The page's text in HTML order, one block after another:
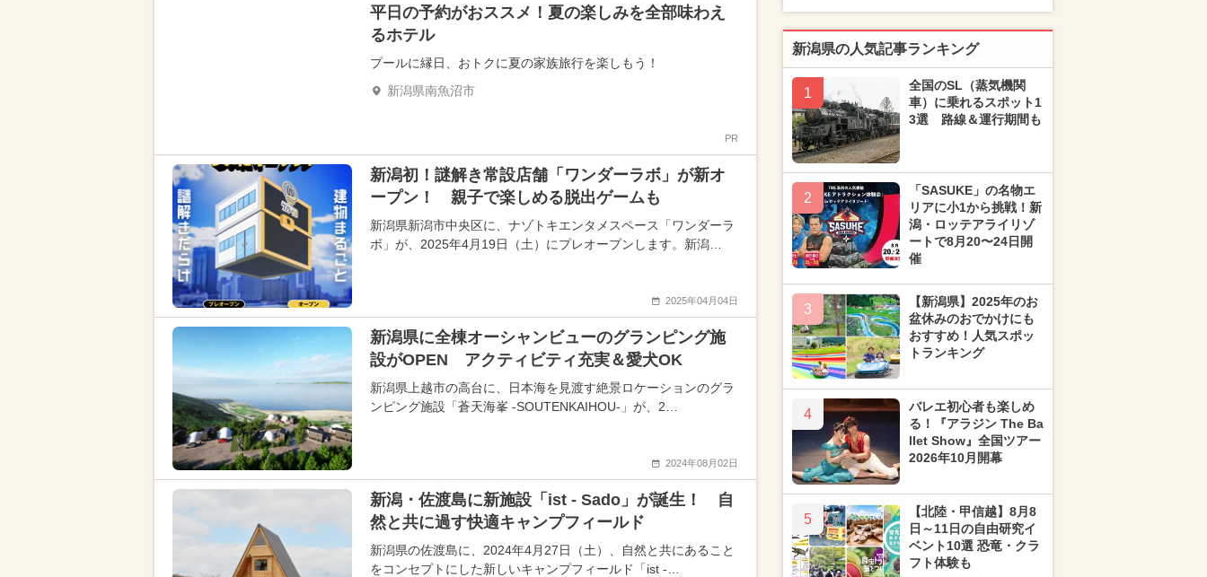
平日の予約がおススメ！夏の楽しみを全部味わえ
るホテル
プールに縁日、おトクに夏の家族旅行を楽しもう！
新潟県南魚沼市
PR
新潟初！謎解き常設店舗「ワンダーラボ」が新オ
ープン！ 親子で楽しめる脱出ゲームも
新潟県新潟市中央区に、ナゾトキエンタメスペース「ワンダーラ
ボ」が、2025年4月19日（土）にプレオープンします。新潟…
2025年04月04日
新潟県に全棟オーシャンビューのグランピング施
設がOPEN アクティビティ充実＆愛犬OK
新潟県上越市の高台に、日本海を見渡す絶景ロケーションのグラ
ンピング施設「蒼天海峯 -SOUTENKAIHOU-」が、2…
2024年08月02日
新潟・佐渡島に新施設「ist - Sado」が誕生！ 自
然と共に過す快適キャンプフィールド
新潟県の佐渡島に、2024年4月27日（土）、自然と共にあること
をコンセプトにした新しいキャンプフィールド「ist -…
新潟県の人気記事ランキング
1
全国のSL（蒸気機関
車）に乗れるスポット1
3選 路線＆運行期間も
2
「SASUKE」の名物エ
リアに小1から挑戦！新
潟・ロッテアライリゾ
ートで8月20〜24日開
催
3
【新潟県】2025年のお
盆休みのおでかけにも
おすすめ！人気スポッ
トランキング
4
バレエ初心者も楽しめ
る！『アラジン The Ba
llet Show』全国ツアー
2026年10月開幕
5
【北陸・甲信越】8月8
日～11日の自由研究イ
ベント10選 恐竜・クラ
フト体験も